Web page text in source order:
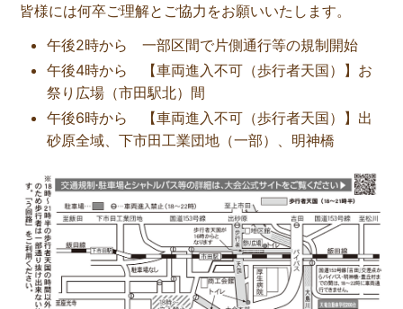
皆様には何卒ご理解とご協力をお願いいたします。
午後2時から 一部区間で片側通行等の規制開始
午後4時から 【車両進入不可（歩行者天国）】お
祭り広場（市田駅北）間
午後6時から 【車両進入不可（歩行者天国）】出
砂原全域、下市田工業団地（一部）、明神橋